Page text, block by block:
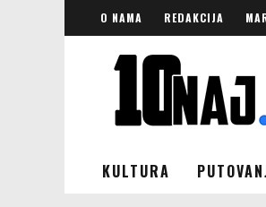
O NAMA REDAKCIJA
KULTURA